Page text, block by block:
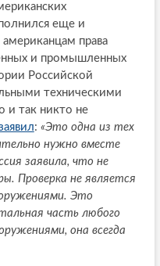
еще и
права
и промышленных
Российской
техническими
и так никто не
: «Это одна из тех
нужно вместе
заявила, что не
Проверка не является
Это
часть любого
она всегда